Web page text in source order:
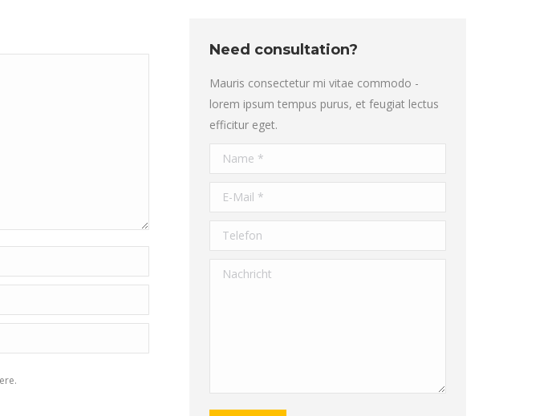
Need consultation?
Mauris consectetur mi vitae commodo -
lorem ipsum tempus purus, et feugiat lectus
efficitur eget.
Name *
E-Mail *
Telefon
Nachricht